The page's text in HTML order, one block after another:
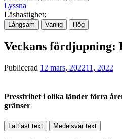
Lyssna
Läshastighet:
Långsam Vanlig Hög
Veckans fördjupning:
Publicerad 12 mars, 202211, 2022
Pressfrihet i olika länder förra
gränser
Lättläst text Medelsvår text